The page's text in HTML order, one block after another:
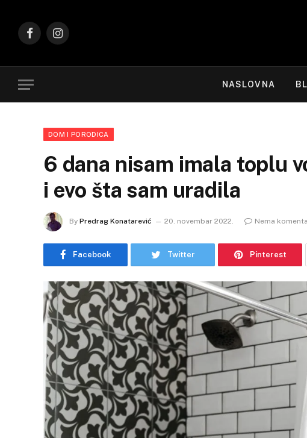
FacebookInstagram
NASLOVNA
DOM I PORODICA
6 dana nisam imala toplu
i evo šta sam uradila
By Predrag Konatarević 20. novembar 2022. Nema
Facebook Twitter Pinterest